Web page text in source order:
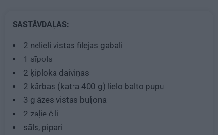
SASTĀVDAĻAS:
2 nelieli vistas filejas gabali
1 sīpols
2 ķiploka daiviņas
2 kārbas (katra 400 g) lielo balto pupu
3 glāzes vistas buljona
2 zaļie čili
sāls, pipari